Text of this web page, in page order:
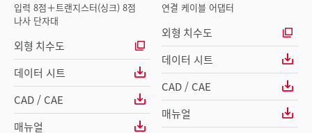
입력 8점＋트랜지스터(싱크) 8점
나사 단자대
외형 치수도
데이터 시트
CAD / CAE
매뉴얼
연결 케이블 어댑터
외형 치수도
데이터 시트
CAD / CAE
매뉴얼